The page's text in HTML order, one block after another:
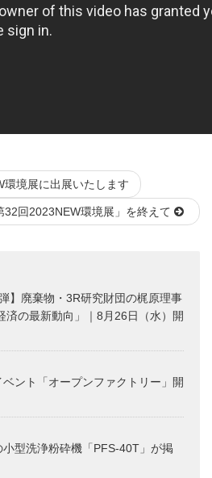
境展に出展いたします
32回2023NEW環境展」を終えて
】廃棄物・3R研究財団の梶原理事
済の最新動向」｜8月26日（水）開
ント「オープンファクトリー」開
型洗浄粉砕機「PFS-40T」が掲